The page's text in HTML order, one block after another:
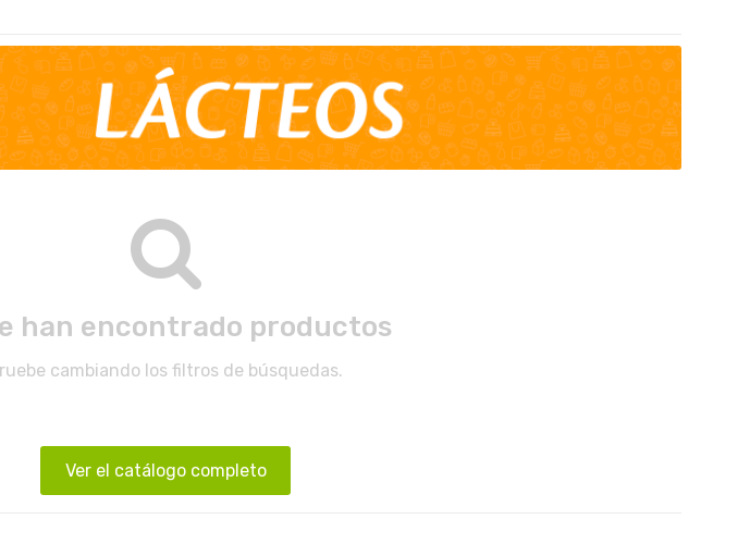
han encontrado productos
cambiando los filtros de búsquedas.
Ver el catálogo completo